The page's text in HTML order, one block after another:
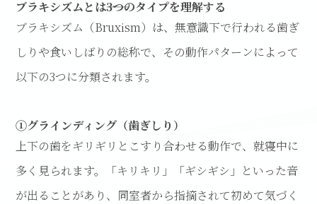
ブラキシズムとは――3つのタイプを理解する
ブラキシズム（Bruxism）は、無意識下で行われる歯ぎ
しりや食いしばりの総称で、その動作パターンによって
以下の3つに分類されます。
①グラインディング（歯ぎしり）
上下の歯をギリギリとこすり合わせる動作で、就寝中に
多く見られます。「キリキリ」「ギシギシ」といった音
が出ることがあり、同室者から指摘されて初めて気づく